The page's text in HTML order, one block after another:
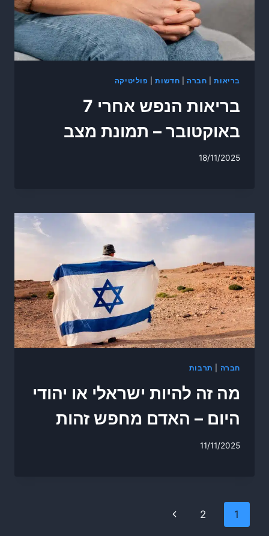
בריאות| חברה חדשות| פוליטיקה
בריאות הנפש אחרי 7
באוקטובר – תמונת מצב
18/11/2025
חברה תרבות
מה זה להיות ישראלי או יהודי
היום – האדם מחפש זהות
11/11/2025
Page
1
2
Next